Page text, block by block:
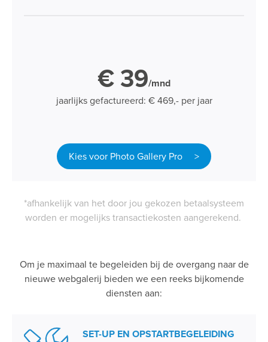
€ 39/mnd
jaarlijks gefactureerd: € 469,- per jaar
Kies voor Photo Gallery Pro >
*afhankelijk van het door jou gekozen betaalsysteem
worden er mogelijks transactiekosten aangerekend.
Om je maximaal te begeleiden bij de overgang naar de
nieuwe webgalerij bieden we een reeks bijkomende
diensten aan:
SET-UP EN OPSTARTBEGELEIDING